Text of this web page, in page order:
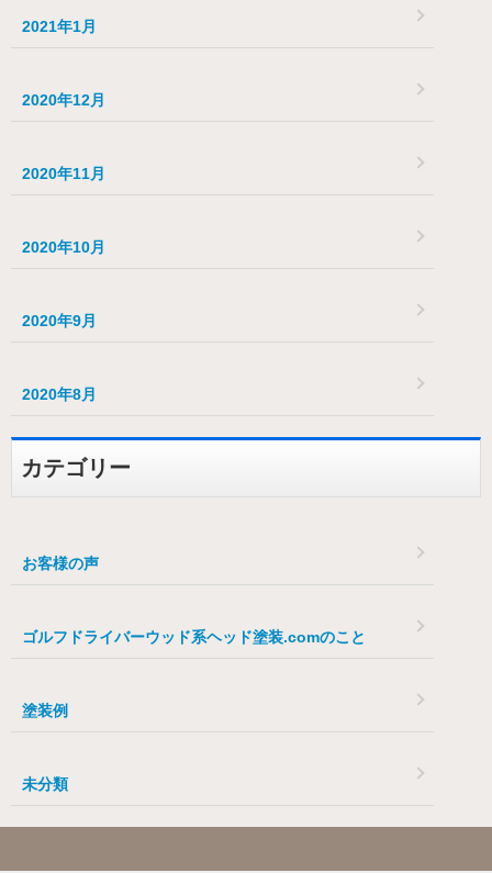
2021年1月
2020年12月
2020年11月
2020年10月
2020年9月
2020年8月
カテゴリー
お客様の声
ゴルフドライバーウッド系ヘッド塗装.comのこと
塗装例
未分類